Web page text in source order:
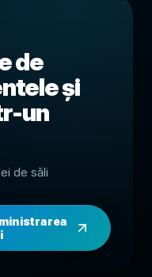
de
și
un
de săli